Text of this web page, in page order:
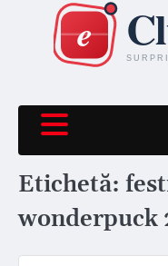
content
Etichetă:
wonderpuck